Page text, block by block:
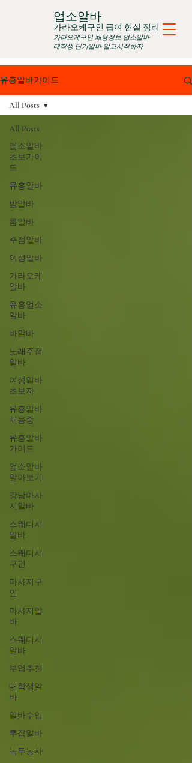
업소알바
가라오케구인 급여 현실 정리
가라오케구인 채용정보 업소알바
대학생 단기알바 알고시작하자
유흥알바가이드
All Posts
업소알바
초보가이
드
유흥알바
밤알바
룸알바
주점알바
여성알바
가라오케
알바
유흥업소
알바
바알바
노래주점
알바
여성알바
초보자
유흥알바
채용중
유흥알바
가이드
업소알바
알아보기
강남마사
지알바
스웨디시
알바
스웨디시
구인
마사지구
인
마사지알
바
스웨디시
알바
부업추천
대학생알
바
알바수입
투잡알바
녹두농사
All Posts